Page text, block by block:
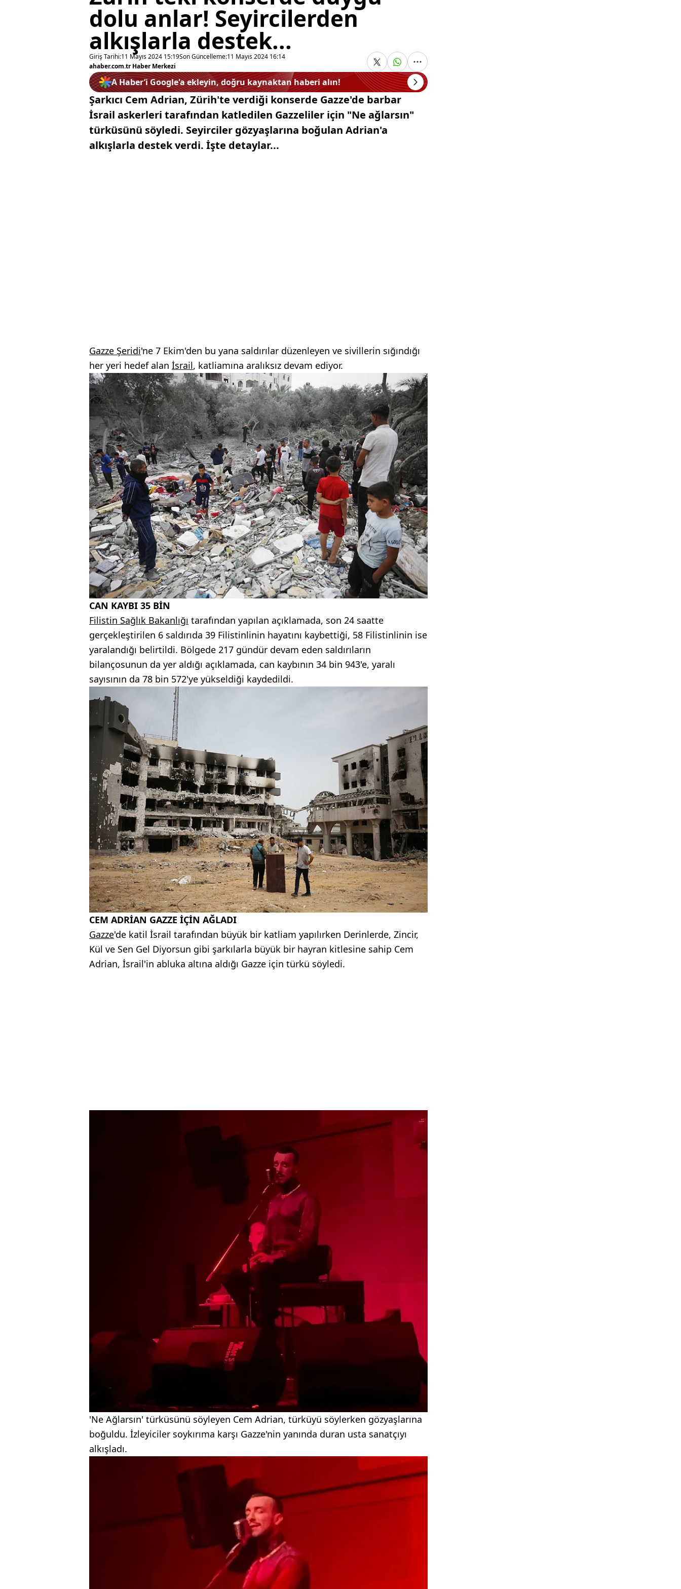
dolu anlar! Seyircilerden
alkışlarla destek...
Giriş Tarihi:11 Mayıs 2024 15:19Son Güncelleme:11 Mayıs 2024 16:14
ahaber.com.tr Haber Merkezi
A Haber’i Google'a ekleyin, doğru kaynaktan haberi alın!
Şarkıcı Cem Adrian, Zürih'te verdiği konserde Gazze'de barbar
İsrail askerleri tarafından katledilen Gazzeliler için "Ne ağlarsın"
türküsünü söyledi. Seyirciler gözyaşlarına boğulan Adrian'a
alkışlarla destek verdi. İşte detaylar...
Gazze Şeridi'ne 7 Ekim'den bu yana saldırılar düzenleyen ve sivillerin sığındığı
her yeri hedef alan İsrail, katliamına aralıksız devam ediyor.
CAN KAYBI 35 BİN
Filistin Sağlık Bakanlığı tarafından yapılan açıklamada, son 24 saatte
gerçekleştirilen 6 saldırıda 39 Filistinlinin hayatını kaybettiği, 58 Filistinlinin ise
yaralandığı belirtildi. Bölgede 217 gündür devam eden saldırıların
bilançosunun da yer aldığı açıklamada, can kaybının 34 bin 943'e, yaralı
sayısının da 78 bin 572'ye yükseldiği kaydedildi.
CEM ADRİAN GAZZE İÇİN AĞLADI
Gazze'de katil İsrail tarafından büyük bir katliam yapılırken Derinlerde, Zincir,
Kül ve Sen Gel Diyorsun gibi şarkılarla büyük bir hayran kitlesine sahip Cem
Adrian, İsrail'in abluka altına aldığı Gazze için türkü söyledi.
'Ne Ağlarsın' türküsünü söyleyen Cem Adrian, türküyü söylerken gözyaşlarına
boğuldu. İzleyiciler soykırıma karşı Gazze'nin yanında duran usta sanatçıyı
alkışladı.